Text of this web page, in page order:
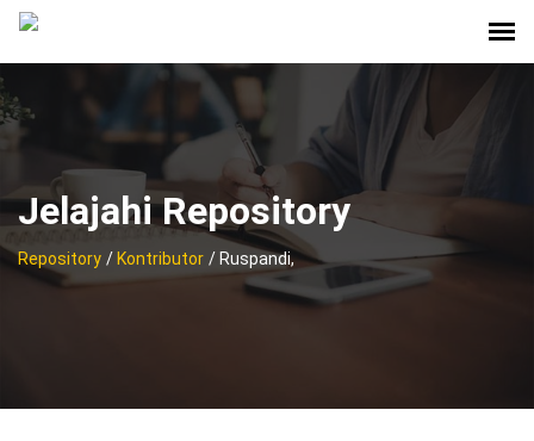
Jelajahi Repository
Repository / Kontributor / Ruspandi,